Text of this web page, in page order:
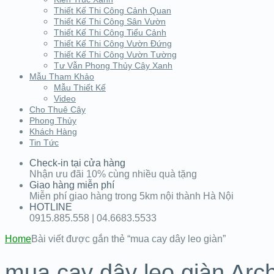
Thiết Kế Thi Công Cảnh Quan
Thiết Kế Thi Công Sân Vườn
Thiết Kế Thi Công Tiểu Cảnh
Thiết Kế Thi Công Vườn Đứng
Thiết Kế Thi Công Vườn Tường
Tư Vẫn Phong Thủy Cây Xanh
Mẫu Tham Khảo
Mẫu Thiết Kế
Video
Cho Thuê Cây
Phong Thủy
Khách Hàng
Tin Tức
Check-in tại cửa hàng
Nhận ưu đãi 10% cùng nhiều quà tặng
Giao hàng miễn phí
Miễn phí giao hàng trong 5km nội thành Hà Nội
HOTLINE
0915.885.558 | 04.6683.5533
HomeBài viết được gắn thẻ “mua cay dây leo giàn”